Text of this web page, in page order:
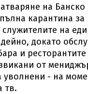
на Банско
карантина за
на
докато
и ресторантите
от
уволнени - на
тв.